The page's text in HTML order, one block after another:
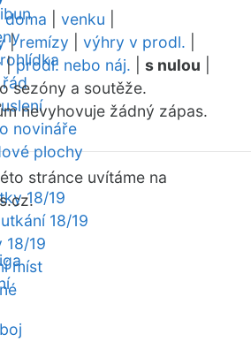
novináře
plochy
18/19
18/19
18/19
míst
doma venku
|remízy výhry v prodl.
|prodl. nebo náj. s nulou
sezóny a soutěže.
nevyhovuje žádný zápas.
stránce uvítáme na